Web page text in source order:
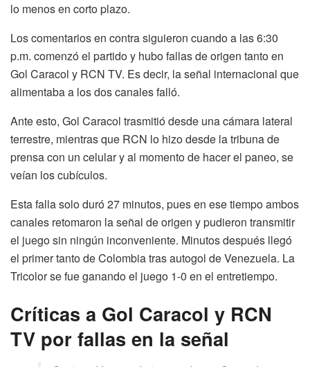
lo menos en corto plazo.
Los comentarios en contra siguieron cuando a las 6:30
p.m. comenzó el partido y hubo fallas de origen tanto en
Gol Caracol y RCN TV. Es decir, la señal internacional que
alimentaba a los dos canales falló.
Ante esto, Gol Caracol trasmitió desde una cámara lateral
terrestre, mientras que RCN lo hizo desde la tribuna de
prensa con un celular y al momento de hacer el paneo, se
veían los cubículos.
Esta falla solo duró 27 minutos, pues en ese tiempo ambos
canales retomaron la señal de origen y pudieron transmitir
el juego sin ningún inconveniente. Minutos después llegó
el primer tanto de Colombia tras autogol de Venezuela. La
Tricolor se fue ganando el juego 1-0 en el entretiempo.
Críticas a Gol Caracol y RCN
TV por fallas en la señal